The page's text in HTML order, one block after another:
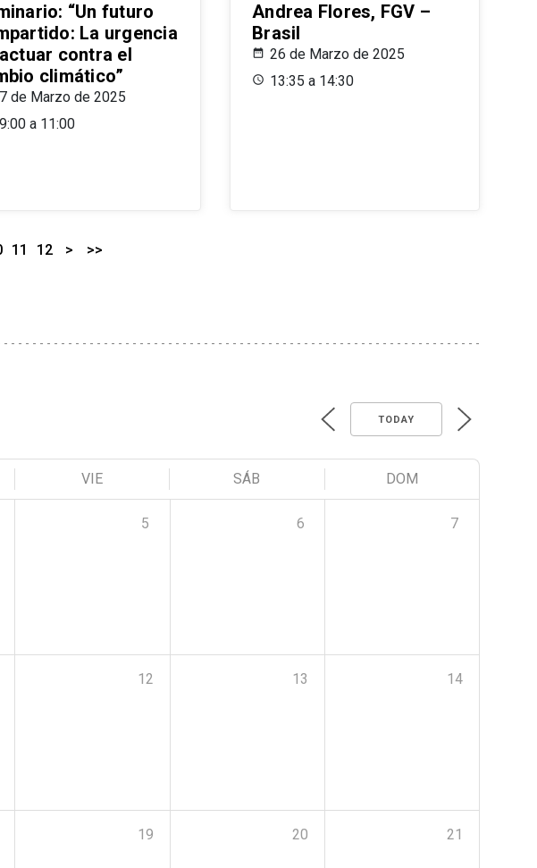
“Un futuro
La urgencia
contra el
climático”
de Marzo de 2025
a 11:00
Andrea Flores, FGV –
Brasil
26 de Marzo de 2025
13:35 a 14:30
11 12 > >>
TODAY
VIE SÁB DOM
5 6 7
12 13 14
19 20 21